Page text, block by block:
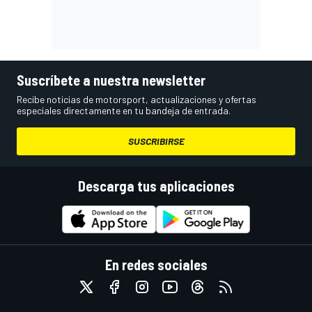
Suscríbete a nuestra newsletter
Recibe noticias de motorsport, actualizaciones y ofertas
especiales directamente en tu bandeja de entrada.
SUSCRIBIRSE
Descarga tus aplicaciones
En redes sociales